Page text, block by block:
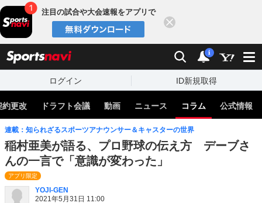
注目の試合や大会速報をアプリで
検索 通知
i
ログイン ID新規取得
約更改 ドラフト会議 動画 ニュース コラム 公式情報
連載：知られざるスポーツアナウンサー＆キャスターの世界
稲村亜美が語る、プロ野球の伝え方 デーブさ
んの一言で「意識が変わった」
アプリ限定
YOJI-GEN
2021年5月31日 11:00